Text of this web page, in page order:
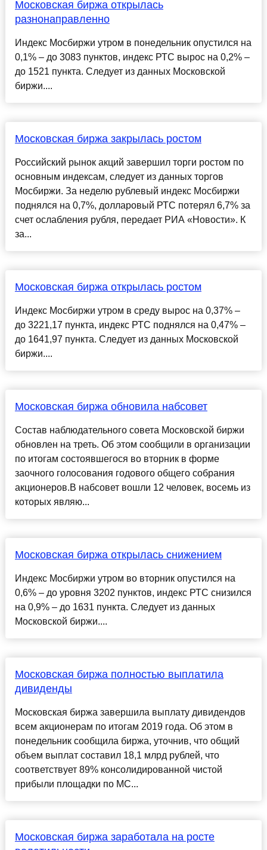
Московская биржа открылась
разнонаправленно
Индекс Мосбиржи утром в понедельник опустился на
0,1% – до 3083 пунктов, индекс РТС вырос на 0,2% –
до 1521 пункта. Следует из данных Московской
биржи....
Московская биржа закрылась ростом
Российский рынок акций завершил торги ростом по
основным индексам, следует из данных торгов
Мосбиржи. За неделю рублевый индекс Мосбиржи
поднялся на 0,7%, долларовый РТС потерял 6,7% за
счет ослабления рубля, передает РИА «Новости». К
за...
Московская биржа открылась ростом
Индекс Мосбиржи утром в среду вырос на 0,37% –
до 3221,17 пункта, индекс РТС поднялся на 0,47% –
до 1641,97 пункта. Следует из данных Московской
биржи....
Московская биржа обновила набсовет
Состав наблюдательного совета Московской биржи
обновлен на треть. Об этом сообщили в организации
по итогам состоявшегося во вторник в форме
заочного голосования годового общего собрания
акционеров.В набсовет вошли 12 человек, восемь из
которых являю...
Московская биржа открылась снижением
Индекс Мосбиржи утром во вторник опустился на
0,6% – до уровня 3202 пунктов, индекс РТС снизился
на 0,9% – до 1631 пункта. Следует из данных
Московской биржи....
Московская биржа полностью выплатила
дивиденды
Московская биржа завершила выплату дивидендов
всем акционерам по итогам 2019 года. Об этом в
понедельник сообщила биржа, уточнив, что общий
объем выплат составил 18,1 млрд рублей, что
соответствует 89% консолидированной чистой
прибыли площадки по МС...
Московская биржа заработала на росте